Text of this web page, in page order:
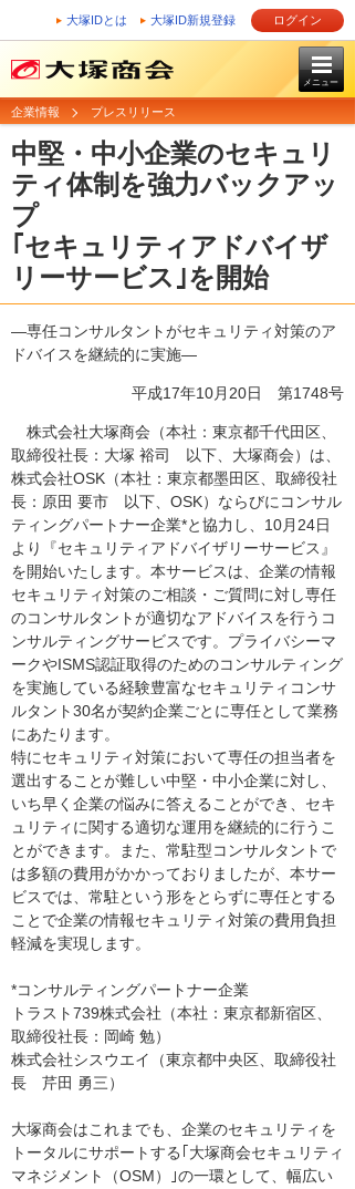
大塚IDとは 大塚ID新規登録 ログイン
メニュー
企業情報 プレスリリース
中堅・中小企業のセキュリ
ティ体制を強力バックアッ
プ
｢セキュリティアドバイザ
リーサービス｣を開始
―専任コンサルタントがセキュリティ対策のア
ドバイスを継続的に実施―
平成17年10月20日 第1748号
株式会社大塚商会（本社：東京都千代田区、
取締役社長：大塚 裕司 以下、大塚商会）は、
株式会社OSK（本社：東京都墨田区、取締役社
長：原田 要市 以下、OSK）ならびにコンサル
ティングパートナー企業*と協力し、10月24日
より『セキュリティアドバイザリーサービス』
を開始いたします。本サービスは、企業の情報
セキュリティ対策のご相談・ご質問に対し専任
のコンサルタントが適切なアドバイスを行うコ
ンサルティングサービスです。プライバシーマ
ークやISMS認証取得のためのコンサルティング
を実施している経験豊富なセキュリティコンサ
ルタント30名が契約企業ごとに専任として業務
にあたります。
特にセキュリティ対策において専任の担当者を
選出することが難しい中堅・中小企業に対し、
いち早く企業の悩みに答えることができ、セキ
ュリティに関する適切な運用を継続的に行うこ
とができます。また、常駐型コンサルタントで
は多額の費用がかかっておりましたが、本サー
ビスでは、常駐という形をとらずに専任とする
ことで企業の情報セキュリティ対策の費用負担
軽減を実現します。
*コンサルティングパートナー企業
トラスト739株式会社（本社：東京都新宿区、
取締役社長：岡崎 勉）
株式会社シスウエイ（東京都中央区、取締役社
長 芹田 勇三）
大塚商会はこれまでも、企業のセキュリティを
トータルにサポートする｢大塚商会セキュリティ
マネジメント（OSM）｣の一環として、幅広い